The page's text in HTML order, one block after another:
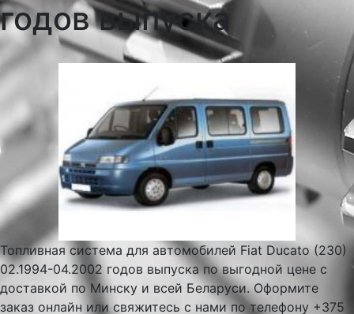
годов выпуска
Топливная система для автомобилей Fiat Ducato (230)
02.1994-04.2002 годов выпуска по выгодной цене с
доставкой по Минску и всей Беларуси. Оформите
заказ онлайн или свяжитесь с нами по телефону +375